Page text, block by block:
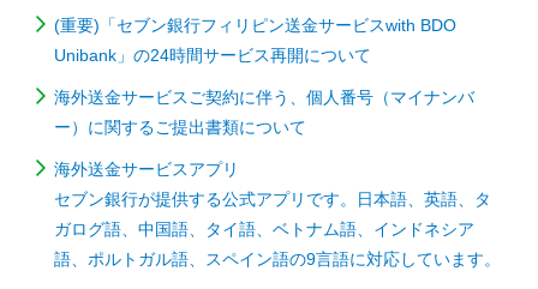
(重要)「セブン銀行フィリピン送金サービスwith BDO
Unibank」の24時間サービス再開について
海外送金サービスご契約に伴う、個人番号（マイナンバ
ー）に関するご提出書類について
海外送金サービスアプリ
セブン銀行が提供する公式アプリです。日本語、英語、タ
ガログ語、中国語、タイ語、ベトナム語、インドネシア
語、ポルトガル語、スペイン語の9言語に対応しています。